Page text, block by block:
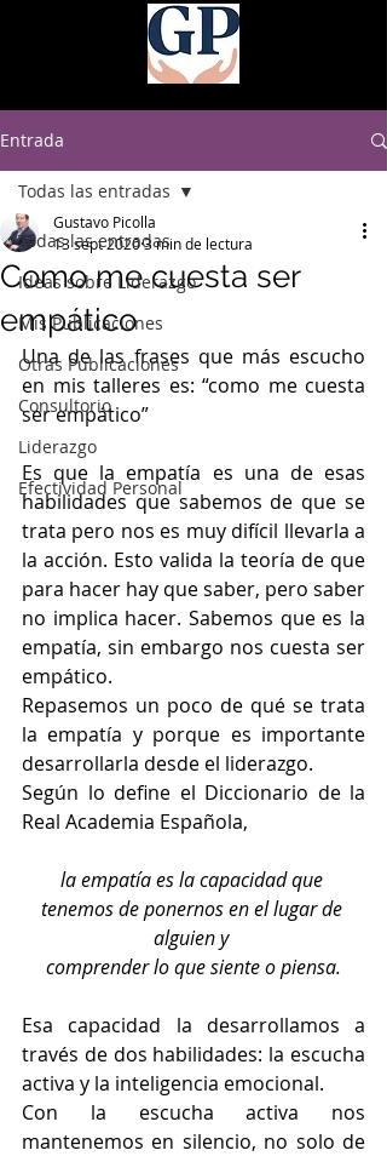
Entrada
Todas las entradas
Ideas sobre Liderazgo
Mis Publicaciones
Otras Publicaciones
Consultorio
Liderazgo
Efectividad Personal
Todas las entradas
Como me cuesta ser
empático
Gustavo Picolla
13 sept 20203 min de lectura
Una de las frases que más escucho
en mis talleres es: “como me cuesta
ser empático”
Es que la empatía es una de esas
habilidades que sabemos de que se
trata pero nos es muy difícil llevarla a
la acción. Esto valida la teoría de que
para hacer hay que saber, pero saber
no implica hacer. Sabemos que es la
empatía, sin embargo nos cuesta ser
empático.
Repasemos un poco de qué se trata
la empatía y porque es importante
desarrollarla desde el liderazgo.
Según lo define el Diccionario de la
Real Academia Española,
la empatía es la capacidad que
tenemos de ponernos en el lugar de
alguien y
comprender lo que siente o piensa.
Esa capacidad la desarrollamos a
través de dos habilidades: la escucha
activa y la inteligencia emocional.
Con la escucha activa nos
mantenemos en silencio, no solo de